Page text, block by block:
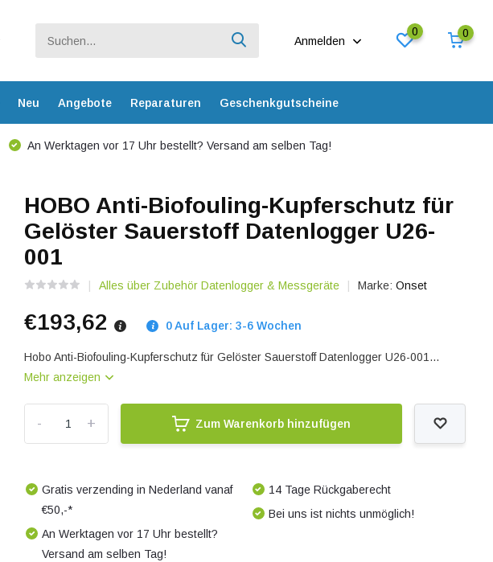
Anmelden
0 0
Neu Angebote Reparaturen Geschenkgutscheine
An Werktagen vor 17 Uhr bestellt? Versand am selben Tag!
HOBO Anti-Biofouling-Kupferschutz für
Gelöster Sauerstoff Datenlogger U26-
001
Alles über Zubehör Datenlogger & Messgeräte Marke:Onset
€193,62 0 Auf Lager: 3-6 Wochen
Hobo Anti-Biofouling-Kupferschutz für Gelöster Sauerstoff Datenlogger U26-001...
Mehr anzeigen
+
- Zum Warenkorb hinzufügen
Gratis verzending in Nederland vanaf
€50,-*
An Werktagen vor 17 Uhr bestellt?
Versand am selben Tag!
14 Tage Rückgaberecht
Bei uns ist nichts unmöglich!